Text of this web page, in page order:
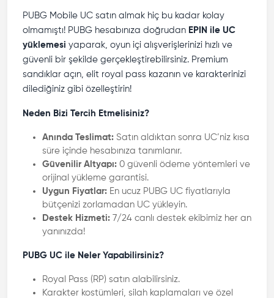
PUBG Mobile UC satın almak hiç bu kadar kolay
olmamıştı! PUBG hesabınıza doğrudan EPIN ile UC
yüklemesi yaparak, oyun içi alışverişlerinizi hızlı ve
güvenli bir şekilde gerçekleştirebilirsiniz. Premium
sandıklar açın, elit royal pass kazanın ve karakterinizi
dilediğiniz gibi özelleştirin!
Neden Bizi Tercih Etmelisiniz?
Anında Teslimat: Satın aldıktan sonra UC’niz kısa
süre içinde hesabınıza tanımlanır.
Güvenilir Altyapı: 0 güvenli ödeme yöntemleri ve
orijinal yükleme garantisi.
Uygun Fiyatlar: En ucuz PUBG UC fiyatlarıyla
bütçenizi zorlamadan UC yükleyin.
Destek Hizmeti: 7/24 canlı destek ekibimiz her an
yanınızda!
PUBG UC ile Neler Yapabilirsiniz?
Royal Pass (RP) satın alabilirsiniz.
Karakter kostümleri, silah kaplamaları ve özel